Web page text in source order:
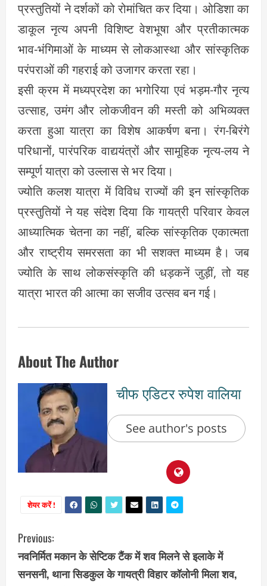
प्रस्तुतियों ने दर्शकों को रोमांचित कर दिया। ओडिशा का
डाकूल नृत्य अपनी विशिष्ट वेशभूषा और प्रतीकात्मक
भाव-भंगिमाओं के माध्यम से लोकआस्था और सांस्कृतिक
परंपराओं की गहराई को उजागर करता रहा।
इसी क्रम में मध्यप्रदेश का भगोरिया एवं भड़म-गौर नृत्य
उत्साह, उमंग और लोकजीवन की मस्ती को अभिव्यक्त
करता हुआ यात्रा का विशेष आकर्षण बना। रंग-बिरंगे
परिधानों, पारंपरिक वाद्ययंत्रों और सामूहिक नृत्य-लय ने
सम्पूर्ण यात्रा को उल्लास से भर दिया।
ज्योति कलश यात्रा में विविध राज्यों की इन सांस्कृतिक
प्रस्तुतियों ने यह संदेश दिया कि गायत्री परिवार केवल
आध्यात्मिक चेतना का नहीं, बल्कि सांस्कृतिक एकात्मता
और राष्ट्रीय समरसता का भी सशक्त माध्यम है। जब
ज्योति के साथ लोकसंस्कृति की धड़कनें जुड़ीं, तो यह
यात्रा भारत की आत्मा का सजीव उत्सव बन गई।
About The Author
चीफ एडिटर रुपेश वालिया
See author's posts
शेयर करें !
C
o
Previous:
नवनिर्मित मकान के सेप्टिक टैंक में शव मिलने से इलाके में
सनसनी, थाना सिडकुल के गायत्री विहार कॉलोनी मिला शव,